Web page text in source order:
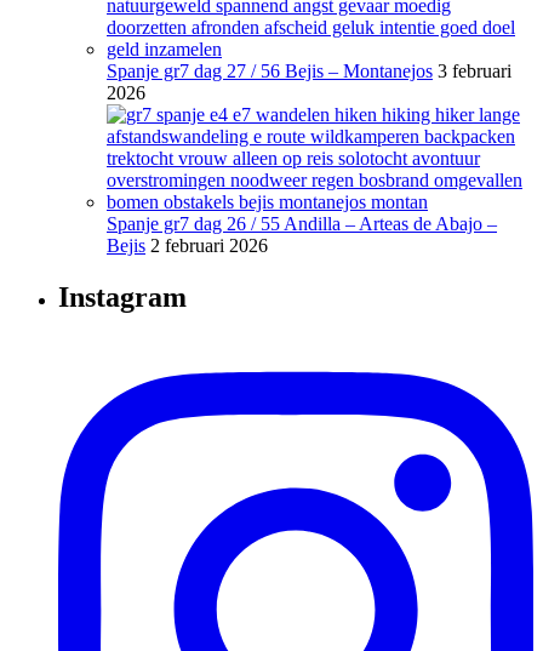
Spanje gr7 dag 27 / 56 Bejis – Montanejos 3 februari
2026
Spanje gr7 dag 26 / 55 Andilla – Arteas de Abajo –
Bejis 2 februari 2026
Instagram